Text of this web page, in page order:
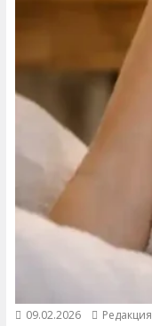
09.02.2026 Редакция